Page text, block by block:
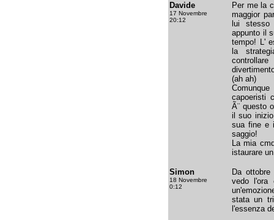
Davide
17 Novembre
20:12
Per me la
maggior
lui stesso
appunto il
tempo! L'
la
(ah ah)
capoeristi
Ã¨ questo
il suo
sua fine e
saggio!
La mia
istaurare
Simon
18 Novembre
0:12
Da
vedo l'ora
stata un
l'essenza